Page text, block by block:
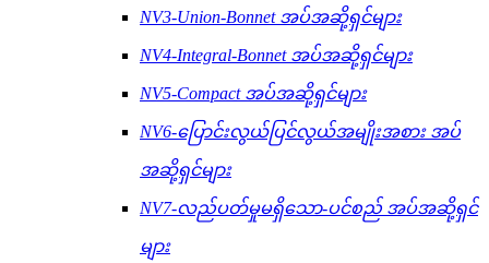
NV3-Union-Bonnet အပ်အဆို့ရှင်များ
NV4-Integral-Bonnet အပ်အဆို့ရှင်များ
NV5-Compact အပ်အဆို့ရှင်များ
NV6-ပြောင်းလွယ်ပြင်လွယ်အမျိုးအစား အပ်
အဆို့ရှင်များ
NV7-လည်ပတ်မှုမရှိသော-ပင်စည် အပ်အဆို့ရှင်
များ